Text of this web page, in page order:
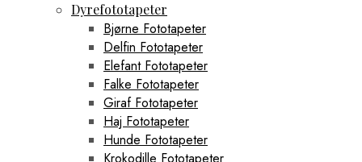
Dyrefototapeter
Bjørne Fototapeter
Delfin Fototapeter
Elefant Fototapeter
Falke Fototapeter
Giraf Fototapeter
Haj Fototapeter
Hunde Fototapeter